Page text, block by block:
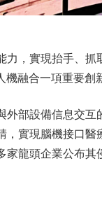
實現抬手、抓
融合一項重要創
設備信息交互
，實現腦機接口
家龍頭企業公布